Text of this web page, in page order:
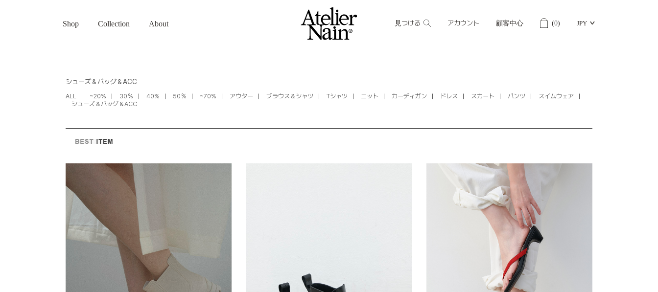
Shop Collection About 見つける アカウント 顧客中心 (0) JPY
シューズ＆バッグ＆ACC
ALL ~20% 30％ 40% 50％ ~70% アウター ブラウス＆シャツ Tシャツ ニット カーディガン ドレス スカート パンツ
スイムウェア
シューズ＆バッグ＆ACC